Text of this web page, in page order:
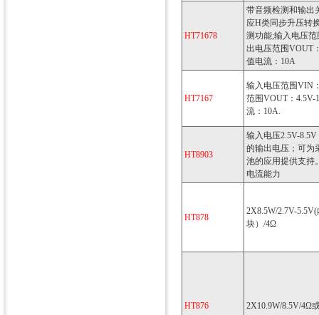
HT71678
带音频检测和输出
应H类同步升压转
测功能;输入电压
出电压范围VOUT
值电流：10A
HT7167
输入电压范围VIN
范围VOUT：4.5V-
流：10A.
HT8903
输入电压2.5V-
的输出电压；可为
池的应用提供支持
电流能力
HT878
2X8.5W/2.7V-
块）/4Ω
HT876 2X10.9W/8.5V/4Ω